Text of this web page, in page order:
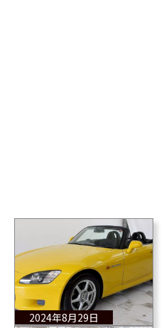
2024年8月29日